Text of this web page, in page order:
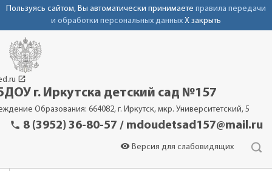
Пользуясь сайтом, Вы автоматически принимаете правила передачи
и обработки персональных данных X закрыть
launch
г. Иркутска детский сад №157
Образования: 664082, г. Иркутск, мкр. Университетский, 5
phone 8 (3952) 36-80-57 / mdoudetsad157@mail.ru
visibility Версия для слабовидящих